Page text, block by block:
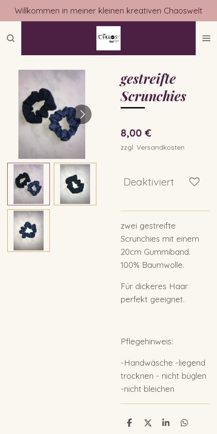
Zum
Hauptinhalt
springen
Willkommen in meiner kleinen kreativen Chaoswelt
gestreifte
Scrunchies
8,00 €
zzgl. Versandkosten
Deaktiviert
zwei gestreifte
Scrunchies mit einem
20cm Gummiband.
100% Baumwolle.
Für dickeres Haar
perfekt geeignet.
Pflegehinweis:
-Handwäsche -liegend
trocknen - nicht büglen
-nicht bleichen
T
T
T
T